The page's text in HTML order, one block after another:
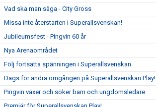
Vad ska man säga - City Gross
Missa inte återstarten i Superallsvenskan!
Jubileumsfest - Pingvin 60 år
Nya Arenaområdet
Följ fortsatta spänningen i Superallsvenskan
Dags för andra omgången på Superallsvenskan Play!
Pingvin växer och söker barn och ungdomsledare.